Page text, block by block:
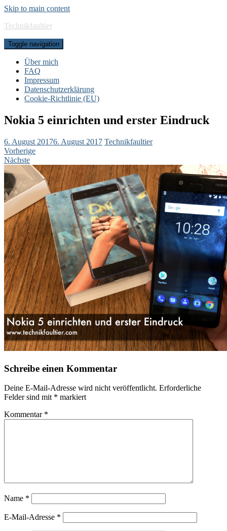
Skip to main content
Technikfaultier
Toggle navigation
Über mich
FAQ
Impressum
Datenschutzerklärung
Cookie-Richtlinie (EU)
Nokia 5 einrichten und erster Eindruck
6. August 20176. August 2017 Technikfaultier
Vorherige
Nächste
Schreibe einen Kommentar
Deine E-Mail-Adresse wird nicht veröffentlicht. Erforderliche
Felder sind mit * markiert
Kommentar *
Name *
E-Mail-Adresse *